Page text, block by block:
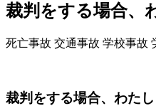
裁判をする場合、
死亡事故 交通事故 学校事故
裁判をする場合、わた